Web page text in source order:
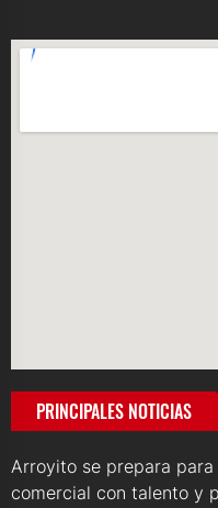
PRINCIPALES NOTICIAS
Arroyito se prepara
comercial con talento y